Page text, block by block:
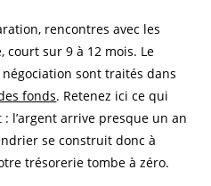
rencontres avec les
sur 9 à 12 mois. Le
sont traités dans
fonds. Retenez ici ce qui
l’argent arrive presque un an
se construit donc à
trésorerie tombe à zéro.